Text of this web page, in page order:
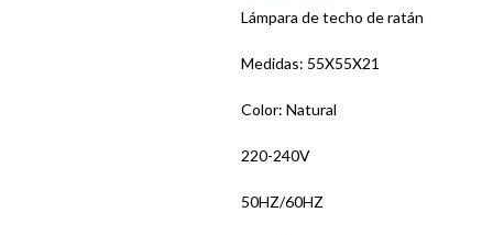
Lámpara de techo de ratán
Medidas: 55X55X21
Color: Natural
220-240V
50HZ/60HZ